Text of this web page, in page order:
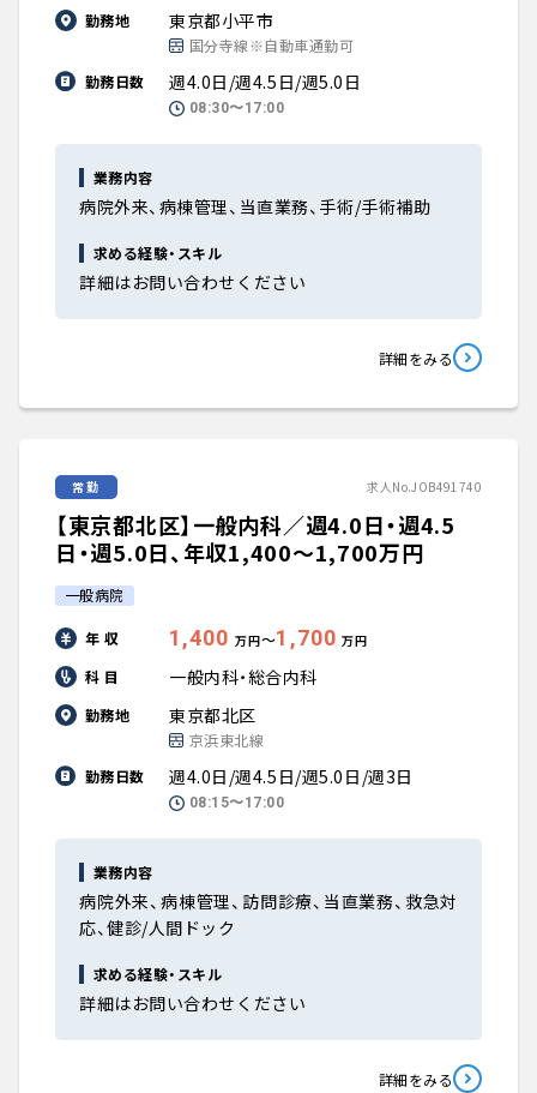
勤務地 東京都小平市
国分寺線※自動車通勤可
勤務日数
週4.0日/週4.5日/週5.0日
08:30〜17:00
業務内容
病院外来、病棟管理、当直業務、手術/手術補助
求める経験・スキル
詳細はお問い合わせください
詳細をみる
常勤 求人No.JOB491740
【東京都北区】一般内科／週4.0日・週4.5
日・週5.0日、年収1,400〜1,700万円
一般病院
年 収 1,400 万円〜1,700 万円
科 目 一般内科・総合内科
勤務地 東京都北区
京浜東北線
勤務日数
週4.0日/週4.5日/週5.0日/週3日
08:15〜17:00
業務内容
病院外来、病棟管理、訪問診療、当直業務、救急対
応、健診/人間ドック
求める経験・スキル
詳細はお問い合わせください
詳細をみる